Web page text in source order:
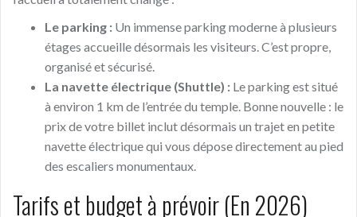
Le parking : Un immense parking moderne à plusieurs
étages accueille désormais les visiteurs. C’est propre,
organisé et sécurisé.
La navette électrique (Shuttle) : Le parking est situé
à environ 1 km de l’entrée du temple. Bonne nouvelle : le
prix de votre billet inclut désormais un trajet en petite
navette électrique qui vous dépose directement au pied
des escaliers monumentaux.
Tarifs et budget à prévoir (En 2026)